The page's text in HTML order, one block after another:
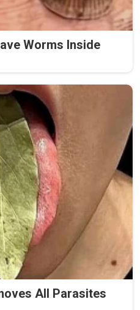
Worms Inside
All Parasites